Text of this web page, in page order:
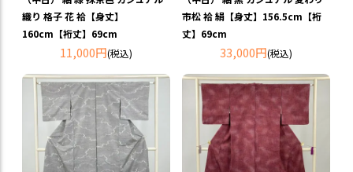
織り 格子 花 袷【身丈】
160cm【裄丈】69cm
11,000円(税込)
市松 袷 絹【身丈】156.5cm【裄
丈】69cm
33,000円(税込)